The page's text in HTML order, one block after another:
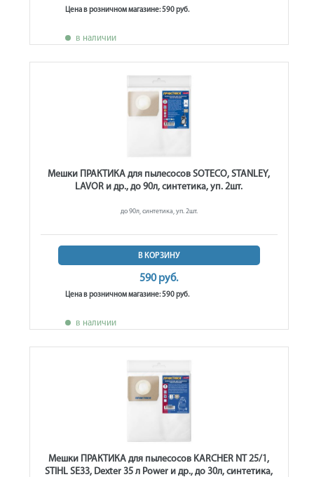
Цена в розничном магазине: 590 руб.
в наличии
Мешки ПРАКТИКА для пылесосов SOTECO, STANLEY,
LAVOR и др., до 90л, синтетика, уп. 2шт.
до 90л, синтетика, уп. 2шт.
В КОРЗИНУ
590 руб.
Цена в розничном магазине: 590 руб.
в наличии
Мешки ПРАКТИКА для пылесосов KARCHER NT 25/1,
STIHL SE33, Dexter 35 л Power и др., до 30л, синтетика,